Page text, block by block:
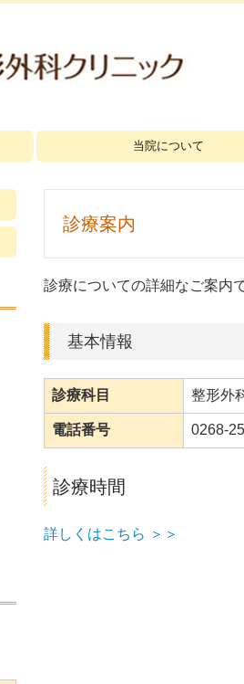
当院について
診療案内
診療についての詳細なご案内で
基本情報
診療科目 整形外
電話番号 0268-
診療時間
詳しくはこちら ＞＞